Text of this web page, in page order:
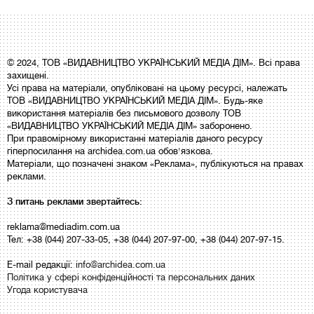
© 2024, ТОВ «ВИДАВНИЦТВО УКРАЇНСЬКИЙ МЕДІА ДІМ». Всі права
захищені.
Усі права на матеріали, опубліковані на цьому ресурсі, належать
ТОВ «ВИДАВНИЦТВО УКРАЇНСЬКИЙ МЕДІА ДІМ». Будь-яке
використання матеріалів без письмового дозволу ТОВ
«ВИДАВНИЦТВО УКРАЇНСЬКИЙ МЕДІА ДІМ» заборонено.
При правомірному використанні матеріалів даного ресурсу
гіперпосилання на archidea.com.ua обов'язкова.
Матеріали, що позначені знаком «Реклама», публікуються на правах
реклами.
З питань реклами звертайтесь:
reklama@mediadim.com.ua
Тел: +38 (044) 207-33-05, +38 (044) 207-97-00, +38 (044) 207-97-15.
E-mail редакції:info@archidea.com.ua
Політика у сфері конфіденційності та персональних даних
Угода користувача